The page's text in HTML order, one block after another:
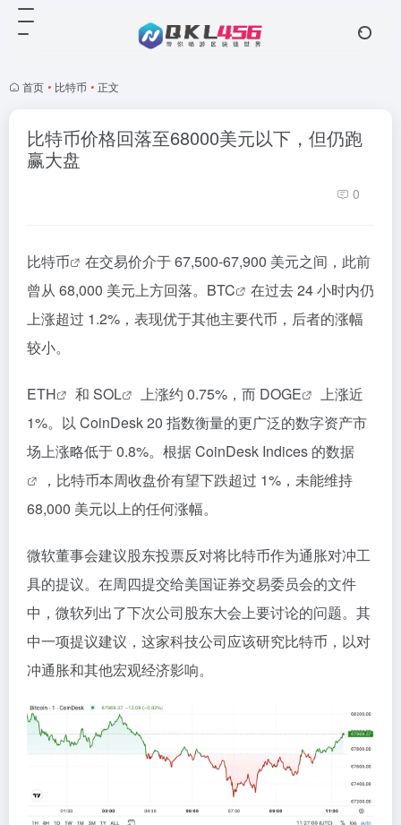
首页 • 比特币 • 正文
比特币价格回落至68000美元以下，但仍跑
赢大盘
0
比特币
在交易价介于 67,500-67,900 美元之间，此前
曾从 68,000 美元上方回落。 BTC
在过去 24 小时内仍
上涨超过 1.2%，表现优于其他主要代币，后者的涨幅
较小。
ETH 和 SOL 上涨约 0.75%，而 DOGE
上涨近
1%。以 CoinDesk 20 指数衡量的更广泛的数字资产市
场上涨略低于 0.8%。根据 CoinDesk Indices 的数据
，比特币本周收盘价有望下跌超过 1%，未能维持
68,000 美元以上的任何涨幅。
微软董事会建议股东投票反对将比特币作为通胀对冲工
具的提议。在周四提交给美国证券交易委员会的文件
中，微软列出了下次公司股东大会上要讨论的问题。其
中一项提议建议，这家科技公司应该研究比特币，以对
冲通胀和其他宏观经济影响。